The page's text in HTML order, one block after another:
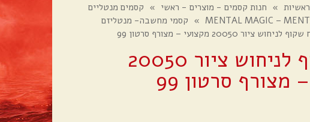
» חנות קסמים - מוצרים - ראשי » קסמים מנטליים
» קסמי מחשבה- מנטליזם
לניחוש ציור 20050 מקצועי – מצורף סרטון 99
לוח שקוף לניחוש ציור 20050
מצורף סרטון 99